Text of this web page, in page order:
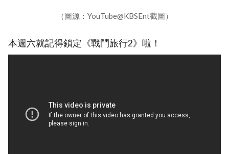
（圖源：YouTube@KBSEnt截圖）
本週六就記得鎖定《戰鬥旅行2》啦！